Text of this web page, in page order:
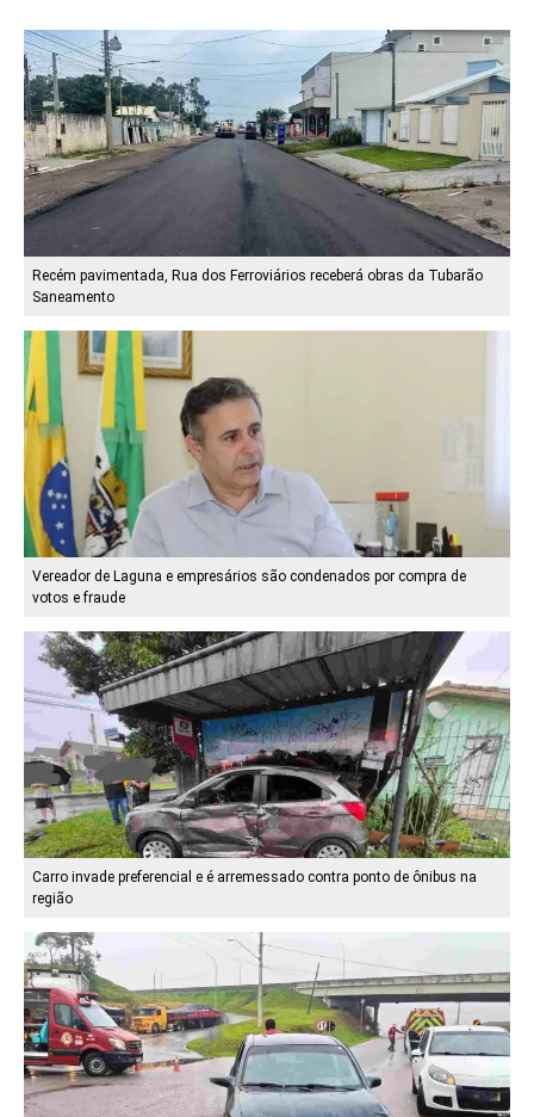
Recém pavimentada, Rua dos Ferroviários receberá obras da Tubarão
Saneamento
Vereador de Laguna e empresários são condenados por compra de
votos e fraude
Carro invade preferencial e é arremessado contra ponto de ônibus na
região